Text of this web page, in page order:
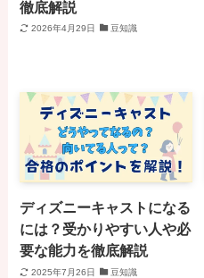
徹底解説
2026年4月29日 豆知識
ディズニーキャストになる
には？受かりやすい人や必
要な能力を徹底解説
2025年7月26日 豆知識